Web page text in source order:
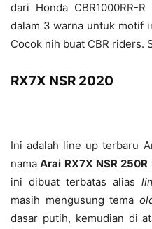
dari Honda CBR1000RR-
dalam 3 warna untuk motif
Cocok nih buat CBR riders.
RX7X NSR 2020
Ini adalah line up terbaru
nama Arai RX7X NSR 250R
ini dibuat terbatas alias
masih mengusung tema
dasar putih, kemudian di